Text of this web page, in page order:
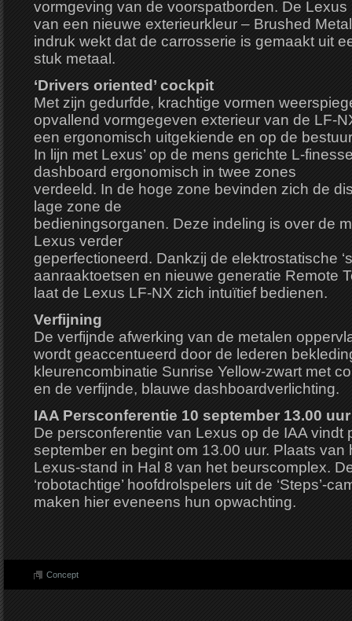
vormgeving van de voorspatborden. De
van een nieuwe exterieurkleur – Brushed
indruk wekt dat de carrosserie is gemaakt uit
stuk metaal.
‘Drivers oriented’ cockpit
Met zijn gedurfde, krachtige vormen
opvallend vormgegeven exterieur van de LF-
een ergonomisch uitgekiende en op de
In lijn met Lexus’ op de mens gerichte L-
dashboard ergonomisch in twee zones
verdeeld. In de hoge zone bevinden zich de
lage zone de
bedieningsorganen. Deze indeling is over de
Lexus verder
geperfectioneerd. Dankzij de elektrostatische
aanraaktoetsen en nieuwe generatie Remote
laat de Lexus LF-NX zich intuïtief bedienen.
Verfijning
De verfijnde afwerking van de metalen
wordt geaccentueerd door de lederen
kleurencombinatie Sunrise Yellow-zwart met
en de verfijnde, blauwe dashboardverlichting.
IAA Persconferentie 10 september 13.00 uur
De persconferentie van Lexus op de IAA vindt
september en begint om 13.00 uur. Plaats van
Lexus-stand in Hal 8 van het beurscomplex.
‘robotachtige’ hoofdrolspelers uit de ‘Steps’-
maken hier eveneens hun opwachting.
Concept